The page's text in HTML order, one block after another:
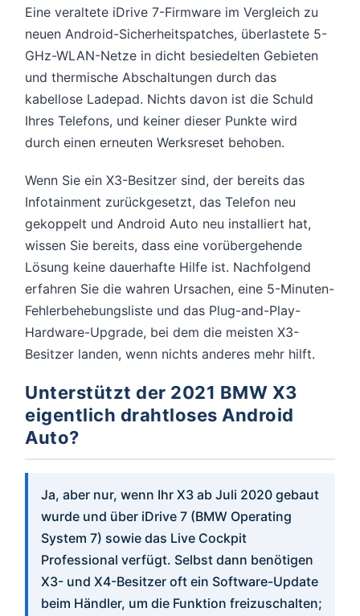
Eine veraltete iDrive 7-Firmware im Vergleich zu
neuen Android-Sicherheitspatches, überlastete 5-
GHz-WLAN-Netze in dicht besiedelten Gebieten
und thermische Abschaltungen durch das
kabellose Ladepad. Nichts davon ist die Schuld
Ihres Telefons, und keiner dieser Punkte wird
durch einen erneuten Werksreset behoben.
Wenn Sie ein X3-Besitzer sind, der bereits das
Infotainment zurückgesetzt, das Telefon neu
gekoppelt und Android Auto neu installiert hat,
wissen Sie bereits, dass eine vorübergehende
Lösung keine dauerhafte Hilfe ist. Nachfolgend
erfahren Sie die wahren Ursachen, eine 5-Minuten-
Fehlerbehebungsliste und das Plug-and-Play-
Hardware-Upgrade, bei dem die meisten X3-
Besitzer landen, wenn nichts anderes mehr hilft.
Unterstützt der 2021 BMW X3
eigentlich drahtloses Android
Auto?
Ja, aber nur, wenn Ihr X3 ab Juli 2020 gebaut
wurde und über iDrive 7 (BMW Operating
System 7) sowie das Live Cockpit
Professional verfügt. Selbst dann benötigen
X3- und X4-Besitzer oft ein Software-Update
beim Händler, um die Funktion freizuschalten;